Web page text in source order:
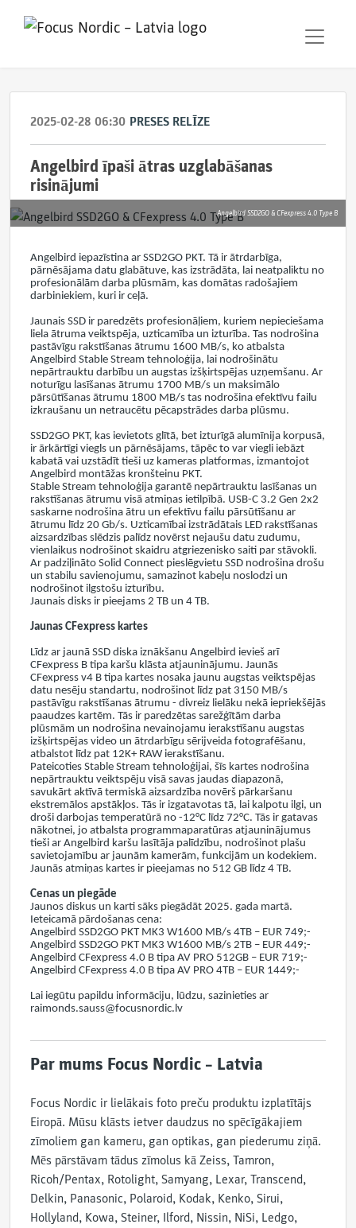
2025-02-28 06:30 PRESES RELĪZE
Angelbird īpaši ātras uzglabāšanas
risinājumi
Angelbird SSD2GO & CFexpress 4.0 Type B
Angelbird iepazīstina ar SSD2GO PKT. Tā ir ātrdarbīga,
pārnēsājama datu glabātuve, kas izstrādāta, lai neatpaliktu no
profesionālām darba plūsmām, kas domātas radošajiem
darbiniekiem, kuri ir ceļā.
Jaunais SSD ir paredzēts profesionāļiem, kuriem nepieciešama
liela ātruma veiktspēja, uzticamība un izturība. Tas nodrošina
pastāvīgu rakstīšanas ātrumu 1600 MB/s, ko atbalsta
Angelbird Stable Stream tehnoloģija, lai nodrošinātu
nepārtrauktu darbību un augstas izšķirtspējas uzņemšanu. Ar
noturīgu lasīšanas ātrumu 1700 MB/s un maksimālo
pārsūtīšanas ātrumu 1800 MB/s tas nodrošina efektīvu failu
izkraušanu un netraucētu pēcapstrādes darba plūsmu.
SSD2GO PKT, kas ievietots glītā, bet izturīgā alumīnija korpusā,
ir ārkārtīgi viegls un pārnēsājams, tāpēc to var viegli iebāzt
kabatā vai uzstādīt tieši uz kameras platformas, izmantojot
Angelbird montāžas kronšteinu PKT.
Stable Stream tehnoloģija garantē nepārtrauktu lasīšanas un
rakstīšanas ātrumu visā atmiņas ietilpībā. USB-C 3.2 Gen 2x2
saskarne nodrošina ātru un efektīvu failu pārsūtīšanu ar
ātrumu līdz 20 Gb/s. Uzticamībai izstrādātais LED rakstīšanas
aizsardzības slēdzis palīdz novērst nejaušu datu zudumu,
vienlaikus nodrošinot skaidru atgriezenisko saiti par stāvokli.
Ar padziļināto Solid Connect pieslēgvietu SSD nodrošina drošu
un stabilu savienojumu, samazinot kabeļu noslodzi un
nodrošinot ilgstošu izturību.
Jaunais disks ir pieejams 2 TB un 4 TB.
Jaunas CFexpress kartes
Līdz ar jaunā SSD diska iznākšanu Angelbird ievieš arī
CFexpress B tipa karšu klāsta atjauninājumu. Jaunās
CFexpress v4 B tipa kartes nosaka jaunu augstas veiktspējas
datu nesēju standartu, nodrošinot līdz pat 3150 MB/s
pastāvīgu rakstīšanas ātrumu - divreiz lielāku nekā iepriekšējās
paaudzes kartēm. Tās ir paredzētas sarežģītām darba
plūsmām un nodrošina nevainojamu ierakstīšanu augstas
izšķirtspējas video un ātrdarbīgu sērijveida fotografēšanu,
atbalstot līdz pat 12K+ RAW ierakstīšanu.
Pateicoties Stable Stream tehnoloģijai, šīs kartes nodrošina
nepārtrauktu veiktspēju visā savas jaudas diapazonā,
savukārt aktīvā termiskā aizsardzība novērš pārkaršanu
ekstremālos apstākļos. Tās ir izgatavotas tā, lai kalpotu ilgi, un
droši darbojas temperatūrā no -12°C līdz 72°C. Tās ir gatavas
nākotnei, jo atbalsta programmaparatūras atjauninājumus
tieši ar Angelbird karšu lasītāja palīdzību, nodrošinot plašu
savietojamību ar jaunām kamerām, funkcijām un kodekiem.
Jaunās atmiņas kartes ir pieejamas no 512 GB līdz 4 TB.
Cenas un piegāde
Jaunos diskus un karti sāks piegādāt 2025. gada martā.
Ieteicamā pārdošanas cena:
Angelbird SSD2GO PKT MK3 W1600 MB/s 4TB – EUR 749;-
Angelbird SSD2GO PKT MK3 W1600 MB/s 2TB – EUR 449;-
Angelbird CFexpress 4.0 B tipa AV PRO 512GB – EUR 719;-
Angelbird CFexpress 4.0 B tipa AV PRO 4TB – EUR 1449;-
Lai iegūtu papildu informāciju, lūdzu, sazinieties ar
raimonds.sauss@focusnordic.lv
Par mums Focus Nordic – Latvia
Focus Nordic ir lielākais foto preču produktu izplatītājs
Eiropā. Mūsu klāsts ietver daudzus no spēcīgākajiem
zīmoliem gan kameru, gan optikas, gan piederumu ziņā.
Mēs pārstāvam tādus zīmolus kā Zeiss, Tamron,
Ricoh/Pentax, Rotolight, Samyang, Lexar, Transcend,
Delkin, Panasonic, Polaroid, Kodak, Kenko, Sirui,
Hollyland, Kowa, Steiner, Ilford, Nissin, NiSi, Ledgo,